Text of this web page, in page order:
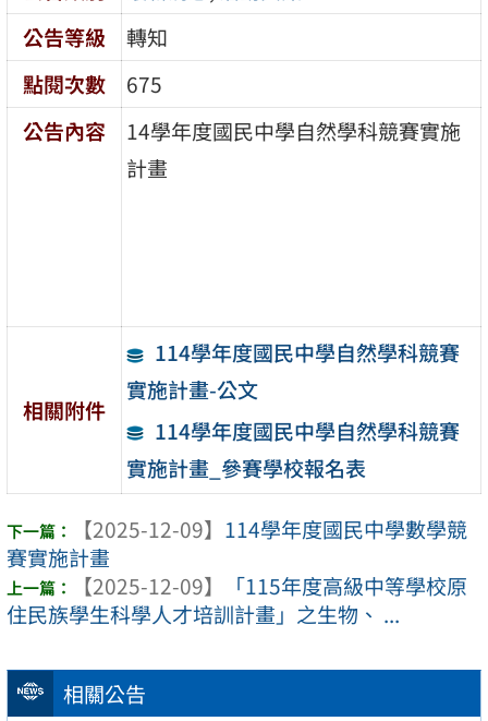
相關公告
公告等級
轉知
點閱次數
675
公告內容
14學年度國民中學自然學科競賽實施
計畫
相關附件
114學年度國民中學自然學科競賽
實施計畫-公文
114學年度國民中學自然學科競賽
實施計畫_參賽學校報名表
【2025-12-09】 114學年度國民中學數學競
賽實施計畫
【2025-12-09】
「115年度高級中等學校原
住民族學生科學人才培訓計畫」之生物、 ...